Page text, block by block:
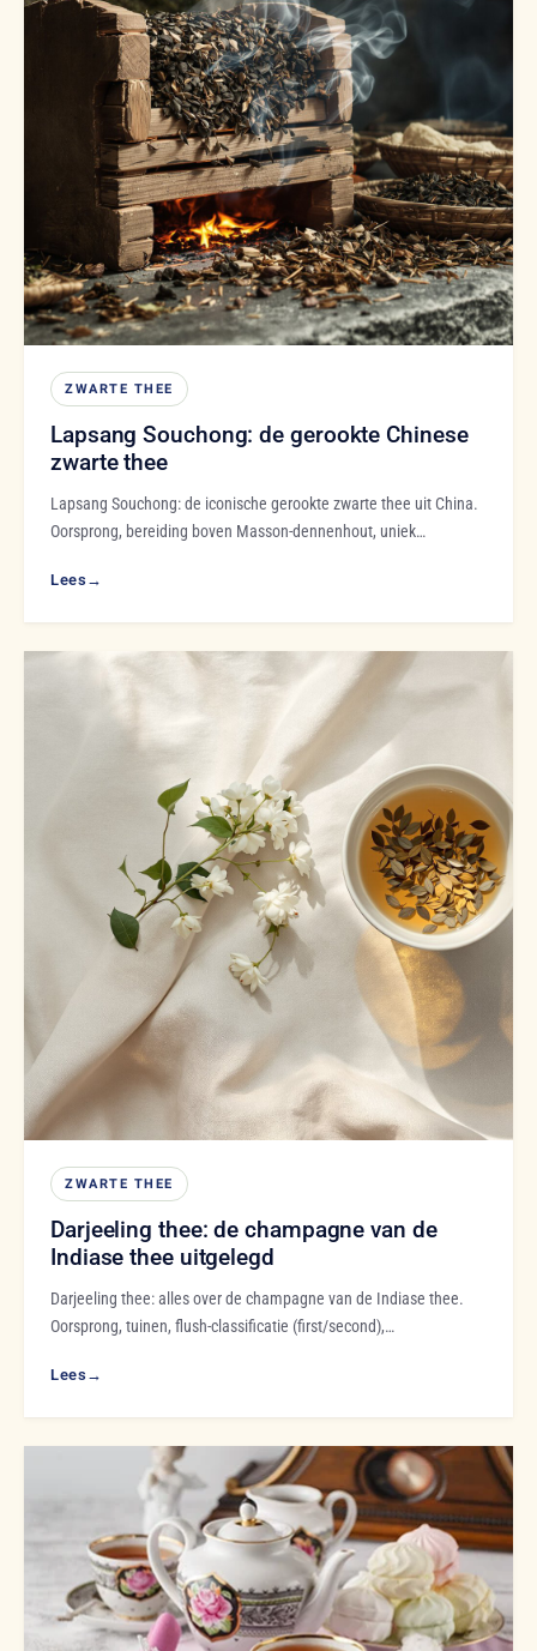
ZWARTE THEE
Lapsang Souchong: de gerookte Chinese
zwarte thee
Lapsang Souchong: de iconische gerookte zwarte thee uit China.
Oorsprong, bereiding boven Masson-dennenhout, uniek…
Lees →
ZWARTE THEE
Darjeeling thee: de champagne van de
Indiase thee uitgelegd
Darjeeling thee: alles over de champagne van de Indiase thee.
Oorsprong, tuinen, flush-classificatie (first/second),…
Lees →